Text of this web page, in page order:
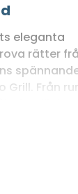
eleganta
rätter
Grill. Från
pris.